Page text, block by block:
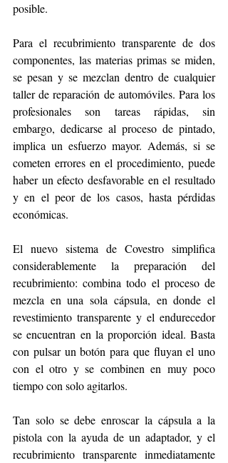
posible.
Para el recubrimiento transparente de dos
componentes, las materias primas se miden,
se pesan y se mezclan dentro de cualquier
taller de reparación de automóviles. Para los
profesionales son tareas rápidas, sin
embargo, dedicarse al proceso de pintado,
implica un esfuerzo mayor. Además, si se
cometen errores en el procedimiento, puede
haber un efecto desfavorable en el resultado
y en el peor de los casos, hasta pérdidas
económicas.
El nuevo sistema de Covestro simplifica
considerablemente la preparación del
recubrimiento: combina todo el proceso de
mezcla en una sola cápsula, en donde el
revestimiento transparente y el endurecedor
se encuentran en la proporción ideal. Basta
con pulsar un botón para que fluyan el uno
con el otro y se combinen en muy poco
tiempo con solo agitarlos.
Tan solo se debe enroscar la cápsula a la
pistola con la ayuda de un adaptador, y el
recubrimiento transparente inmediatamente